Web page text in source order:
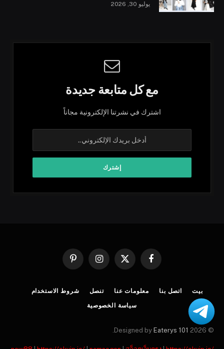
يوليو 30, 2026
مع كل متابعة جديدة
اشترك في نشرتنا الإلكترونية مجاناً
فيسبوك
X
الانستغرامبينتيريست
بيت اتصل بنا معلومات عنا تنصل شروط الاستخدام
سياسة الخصوصية
© 2026 Designed by
Eaterys 101
.